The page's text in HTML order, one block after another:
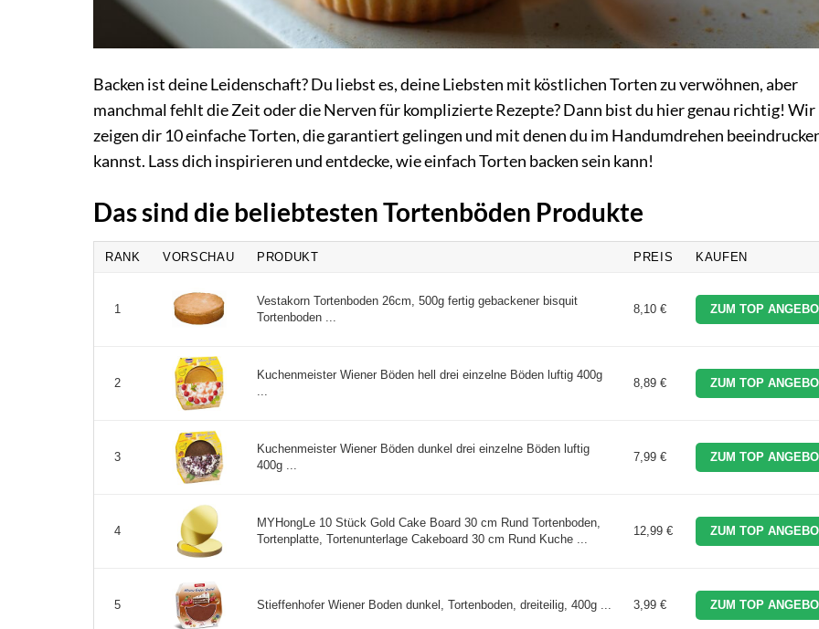
Backen ist deine Leidenschaft? Du liebst es, deine Liebsten mit köstlichen Torten zu verwöhnen, aber
manchmal fehlt die Zeit oder die Nerven für komplizierte Rezepte? Dann bist du hier genau richtig! Wir
zeigen dir 10 einfache Torten, die garantiert gelingen und mit denen du im Handumdrehen
kannst. Lass dich inspirieren und entdecke, wie einfach Torten backen sein kann!
Das sind die beliebtesten Tortenböden Produkte
RANK VORSCHAU PRODUKT PREIS KAUFEN
1
Vestakorn Tortenboden 26cm, 500g fertig gebackener bisquit
Tortenboden ...
8,10 € ZUM TOP
2
Kuchenmeister Wiener Böden hell drei einzelne Böden luftig 400g
...
8,89 € ZUM TOP
3
Kuchenmeister Wiener Böden dunkel drei einzelne Böden luftig
400g ...
7,99 € ZUM TOP
4
MYHongLe 10 Stück Gold Cake Board 30 cm Rund Tortenboden,
Tortenplatte, Tortenunterlage Cakeboard 30 cm Rund Kuche ...
12,99 € ZUM TOP
5 Stieffenhofer Wiener Boden dunkel, Tortenboden, dreiteilig, 400g ... 3,99 € ZUM TOP